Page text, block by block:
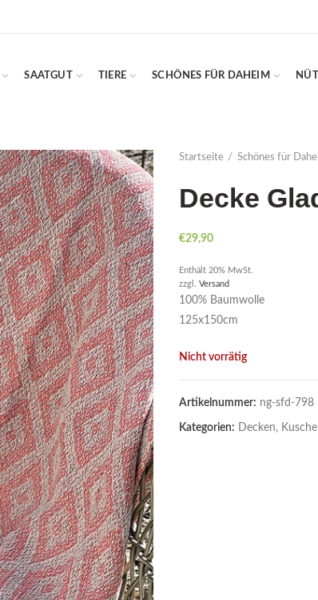
SAATGUT TIERE SCHÖNES FÜR DAHEIM
Startseite Schönes für
Decke
€29,90
Enthält 20% MwSt.
zzgl. Versand
100% Baumwolle
125x150cm
Nicht vorrätig
Artikelnummer: ng-sfd-798
Kategorien: Decken,